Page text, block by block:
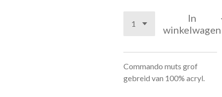
In
winkelwagen
Commando muts grof
gebreid van 100% acryl.